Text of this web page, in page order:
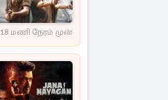
18 மணி நேரம் முன்